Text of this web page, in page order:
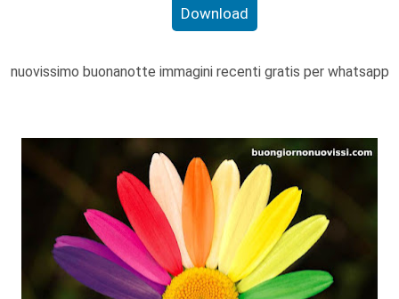
Download
nuovissimo buonanotte immagini recenti gratis per whatsapp